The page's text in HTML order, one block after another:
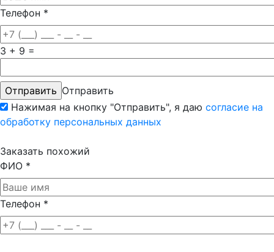
Телефон *
3 + 9 =
Отправить
Нажимая на кнопку "Отправить", я даю согласие на
обработку персональных данных
Заказать похожий
ФИО *
Телефон *